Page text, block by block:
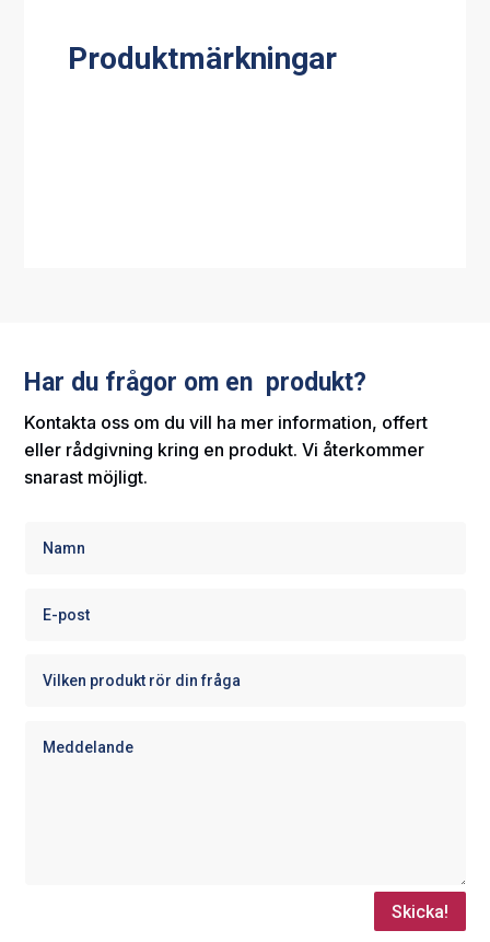
Produktmärkningar
Har du frågor om en produkt?
Kontakta oss om du vill ha mer information, offert
eller rådgivning kring en produkt. Vi återkommer
snarast möjligt.
Skicka!